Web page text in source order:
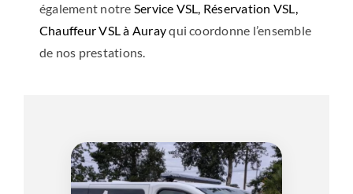
également notre Service VSL, Réservation VSL,
Chauffeur VSL à Aurayqui coordonne l’ensemble
de nos prestations.